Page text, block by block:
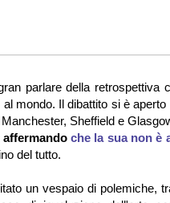
parlare della retrospettiva
mondo. Il dibattito si è
Sheffield e
affermandoche la sua non è
del tutto.
un vespaio di polemiche,